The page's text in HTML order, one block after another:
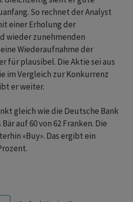
So rechnet der Analyst
einer Erholung der
wieder zunehmenden
Wiederaufnahme der
für plausibel. Die Aktie sei aus
im Vergleich zur Konkurrenz
er weiter.
gleich wie die Deutsche Bank
auf 60 von 62 Franken. Die
«Buy». Das ergibt ein